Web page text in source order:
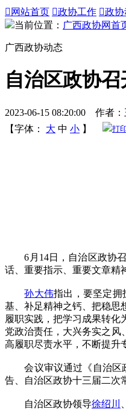
 网站首页 政协工作 政
当前位置： 广西政协网首
广西政协动态
自治区政协
2023-06-15 08:20:00 作者
【字体：
大 中 小 】 打
6月14日，自治区政协召
话、重要指示、重要文章精
孙大伟指出，要坚定拥
基、补足精神之钙、把稳思
履职实践，把学习成果转化
党政治责任，大兴务实之风
高履职尽责水平，不断提升
会议审议通过《自治区政
告、自治区政协十三届二次
自治区政协领导徐绍川